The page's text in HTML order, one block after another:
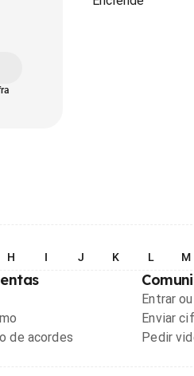
H I J K L M
de acordes
Entrar
Enviar
Pedir